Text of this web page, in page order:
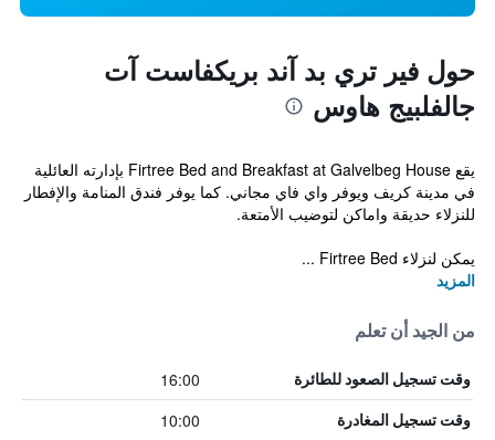
حول فير تري بد آند بريكفاست آت
جالفلبيج هاوس
يقع Firtree Bed and Breakfast at Galvelbeg House بإدارته العائلية
في مدينة كريف ويوفر واي فاي مجاني. كما يوفر فندق المنامة والإفطار
للنزلاء حديقة واماكن لتوضيب الأمتعة.
يمكن لنزلاء Firtree Bed ...
المزيد
من الجيد أن تعلم
وقت تسجيل الصعود للطائرة 16:00
وقت تسجيل المغادرة 10:00